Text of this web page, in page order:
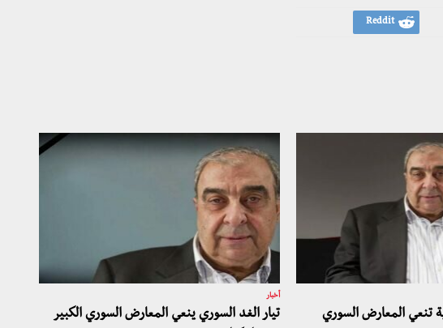
تنعي المعارض السوري
أخبار
تيار الغد السوري ينعي المعارض السوري الكبير